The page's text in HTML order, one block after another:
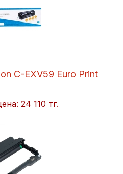
C-EXV59 Euro Print
24 110 тг.